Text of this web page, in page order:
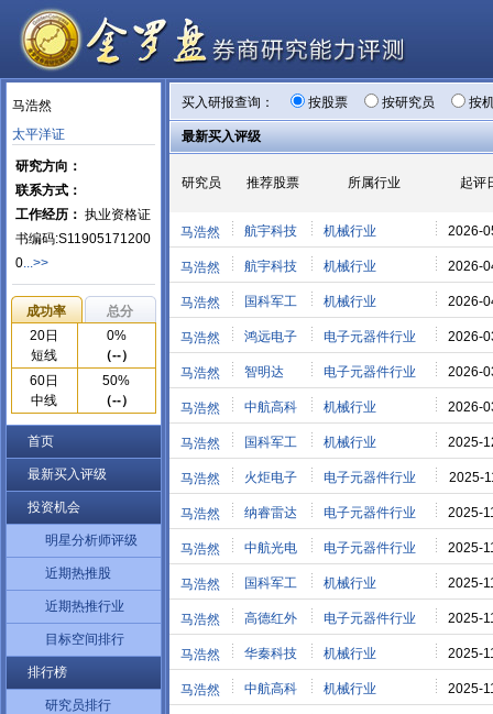
马浩然
太平洋证
研究方向：
联系方式：
工作经历： 执业资格证
书编码:S11905171200
0...>>
成功率
总分
20日
短线
0%
（--）
60日
中线
50%
（--）
首页
最新买入评级
投资机会
明星分析师评级
近期热推股
近期热推行业
目标空间排行
排行榜
研究员排行
买入研报查询： 按股票 按研究员 按
最新买入评级
研究员 推荐股票 所属行业 起评
马浩然 航宇科技 机械行业 2026-
马浩然 航宇科技 机械行业 2026-
马浩然 国科军工 机械行业 2026-
马浩然 鸿远电子 电子元器件行业 2026-
马浩然 智明达 电子元器件行业 2026-
马浩然 中航高科 机械行业 2026-
马浩然 国科军工 机械行业 2025-
马浩然 火炬电子 电子元器件行业 2025-
马浩然 纳睿雷达 电子元器件行业 2025-
马浩然 中航光电 电子元器件行业 2025-
马浩然 国科军工 机械行业 2025-
马浩然 高德红外 电子元器件行业 2025-
马浩然 华秦科技 机械行业 2025-
马浩然 中航高科 机械行业 2025-